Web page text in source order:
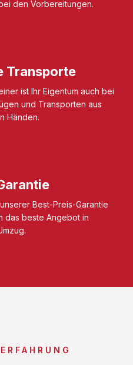
den Vorbereitungen.
Transporte
ist Ihr Eigentum auch bei
und Transporten aus
Händen.
Best-Preis-Garantie
das beste Angebot in